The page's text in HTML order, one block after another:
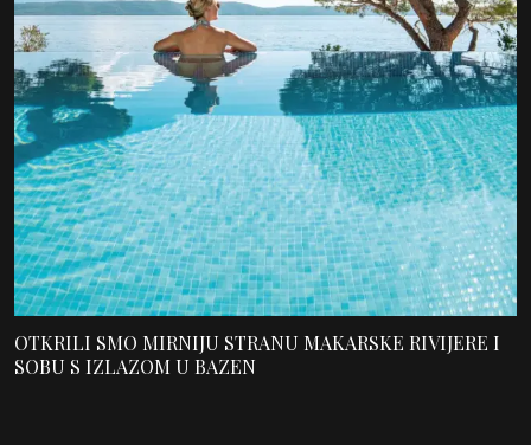
OTKRILI SMO MIRNIJU STRANU MAKARSKE RIVIJERE I
SOBU S IZLAZOM U BAZEN